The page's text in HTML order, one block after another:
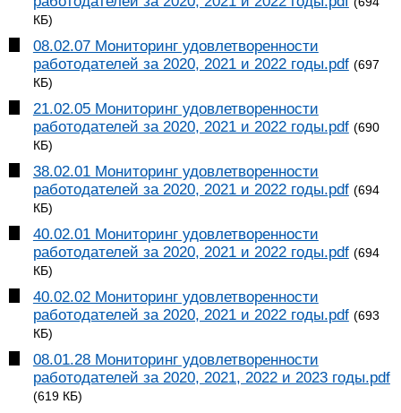
КБ)
08.02.07 Мониторинг удовлетворенности
работодателей за 2020, 2021 и 2022 годы.pdf (697
КБ)
21.02.05 Мониторинг удовлетворенности
работодателей за 2020, 2021 и 2022 годы.pdf (690
КБ)
38.02.01 Мониторинг удовлетворенности
работодателей за 2020, 2021 и 2022 годы.pdf (694
КБ)
40.02.01 Мониторинг удовлетворенности
работодателей за 2020, 2021 и 2022 годы.pdf (694
КБ)
40.02.02 Мониторинг удовлетворенности
работодателей за 2020, 2021 и 2022 годы.pdf (693
КБ)
08.01.28 Мониторинг удовлетворенности
работодателей за 2020, 2021, 2022 и 2023 годы.pdf
(619 КБ)